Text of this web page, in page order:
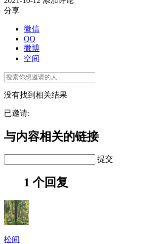
分享
微信
QQ
微博
空间
没有找到相关结果
已邀请:
与内容相关的链接
提交
1 个回复
松间